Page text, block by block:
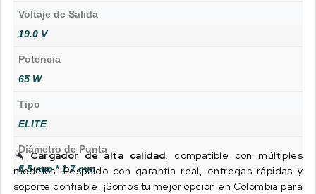
Voltaje de Salida
19.0 V
Potencia
65 W
Tipo
ELITE
Diámetro de Punta
5.5 mm * 1.7 mm
Cargador de alta calidad, compatible con múltiples
modelos. Respaldo con garantía real, entregas rápidas y
soporte confiable. ¡Somos tu mejor opción en Colombia para